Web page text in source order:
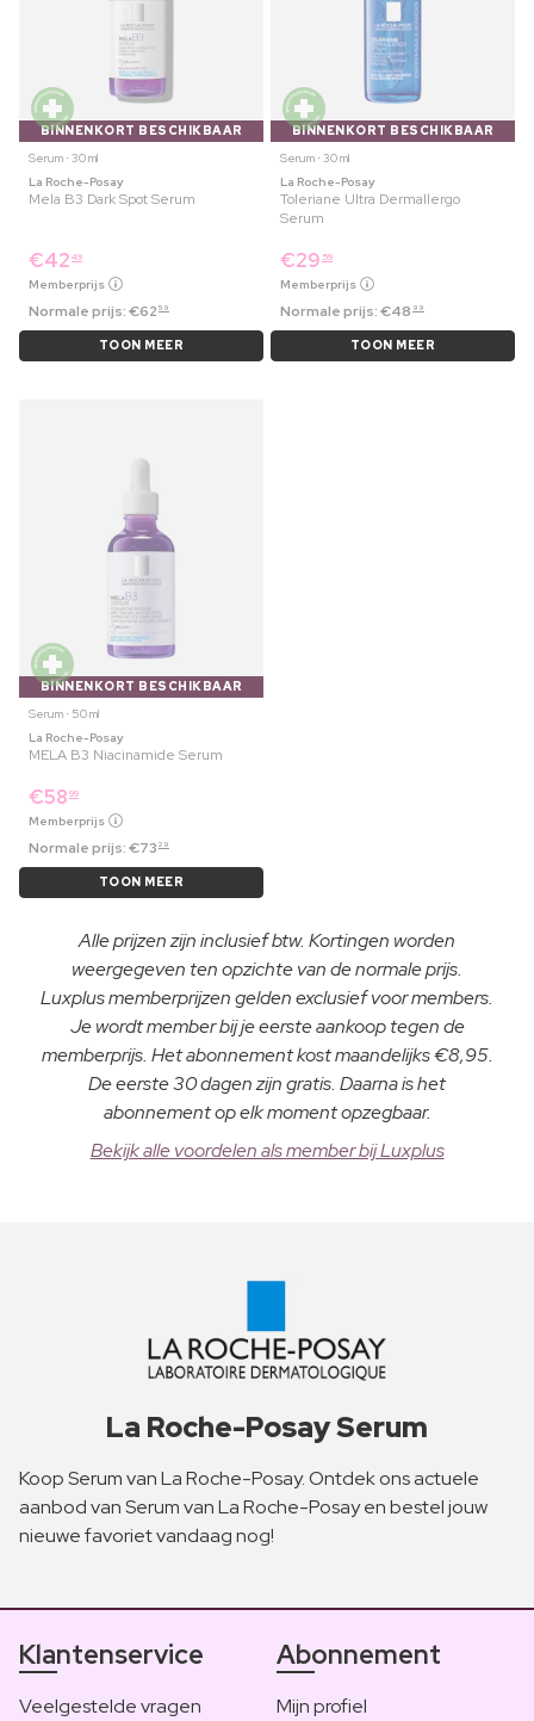
BINNENKORT BESCHIKBAAR
Serum ⋅ 30 ml
La Roche-Posay
Mela B3 Dark Spot Serum
€42 49
Memberprijs
Normale prijs:€62 59
TOON MEER
BINNENKORT BESCHIKBAAR
Serum ⋅ 30 ml
La Roche-Posay
Toleriane Ultra Dermallergo
Serum
€29 59
Memberprijs
Normale prijs:€48 99
TOON MEER
BINNENKORT BESCHIKBAAR
Serum ⋅ 50 ml
La Roche-Posay
MELA B3 Niacinamide Serum
€58 99
Memberprijs
Normale prijs:€73 29
TOON MEER
Alle prijzen zijn inclusief btw. Kortingen worden
weergegeven ten opzichte van de normale prijs.
Luxplus memberprijzen gelden exclusief voor members.
Je wordt member bij je eerste aankoop tegen de
memberprijs. Het abonnement kost maandelijks €8,95.
De eerste 30 dagen zijn gratis. Daarna is het
abonnement op elk moment opzegbaar.
Bekijk alle voordelen als member bij Luxplus
La Roche-Posay Serum
Koop Serum van La Roche-Posay. Ontdek ons actuele
aanbod van Serum van La Roche-Posay en bestel jouw
nieuwe favoriet vandaag nog!
Klantenservice
Veelgestelde vragen
Abonnement
Mijn profiel